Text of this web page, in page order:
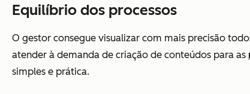
Equilíbrio dos processos
O gestor consegue visualizar com mais precisão
atender à demanda de criação de conteúdos para as
simples e prática.